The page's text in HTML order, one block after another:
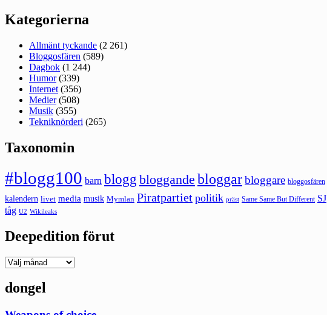
Kategorierna
Allmänt tyckande (2 261)
Bloggosfären (589)
Dagbok (1 244)
Humor(339)
Internet (356)
Medier(508)
Musik (355)
Tekniknörderi (265)
Taxonomin
#blogg100 barn blogg bloggande bloggarbloggare bloggosfären
kalendern livet media musik Mymlan Piratpartiet politik präst Same Same But Different SJ
tåg U2 Wikileaks
Deepedition förut
Deepedition
dongel